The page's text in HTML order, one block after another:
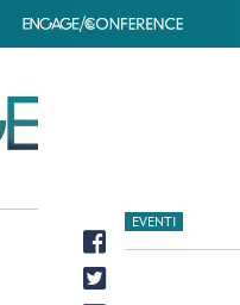
EVENTI